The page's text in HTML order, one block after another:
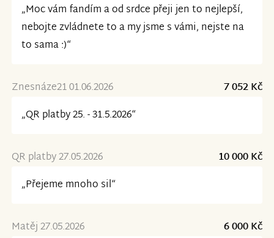
„Moc vám fandím a od srdce přeji jen to nejlepší,
nebojte zvládnete to a my jsme s vámi, nejste na
to sama :)“
Znesnáze21 01.06.2026
7 052 Kč
„QR platby 25. - 31.5.2026“
QR platby 27.05.2026
10 000 Kč
„Přejeme mnoho sil“
Matěj 27.05.2026
6 000 Kč